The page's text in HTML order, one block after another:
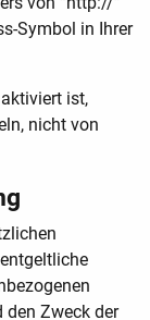
Symbol in Ihrer
ist,
nicht von
den Zweck der